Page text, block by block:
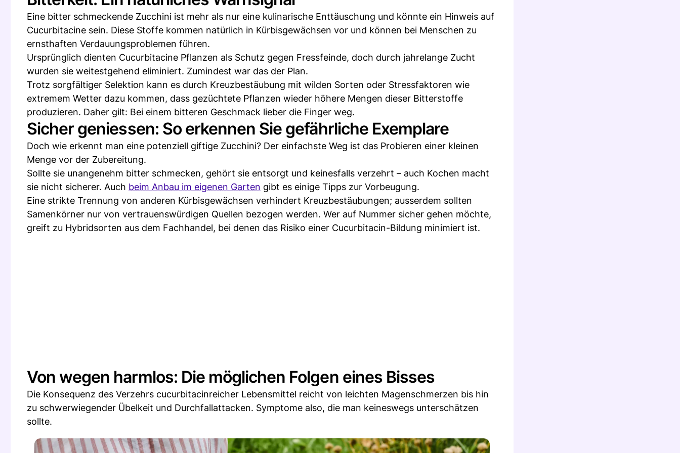
Eine bitter schmeckende Zucchini ist mehr als nur eine kulinarische Enttäuschung und könnte ein Hinweis auf
Cucurbitacine sein. Diese Stoffe kommen natürlich in Kürbisgewächsen vor und können bei Menschen zu
ernsthaften Verdauungsproblemen führen.
Ursprünglich dienten Cucurbitacine Pflanzen als Schutz gegen Fressfeinde, doch durch jahrelange Zucht
wurden sie weitestgehend eliminiert. Zumindest war das der Plan.
Trotz sorgfältiger Selektion kann es durch Kreuzbestäubung mit wilden Sorten oder Stressfaktoren wie
extremem Wetter dazu kommen, dass gezüchtete Pflanzen wieder höhere Mengen dieser Bitterstoffe
produzieren. Daher gilt: Bei einem bitteren Geschmack lieber die Finger weg.
Sicher geniessen: So erkennen Sie gefährliche Exemplare
Doch wie erkennt man eine potenziell giftige Zucchini? Der einfachste Weg ist das Probieren einer kleinen
Menge vor der Zubereitung.
Sollte sie unangenehm bitter schmecken, gehört sie entsorgt und keinesfalls verzehrt – auch Kochen macht
sie nicht sicherer. Auch beim Anbau im eigenen Garten gibt es einige Tipps zur Vorbeugung.
Eine strikte Trennung von anderen Kürbisgewächsen verhindert Kreuzbestäubungen; ausserdem sollten
Samenkörner nur von vertrauenswürdigen Quellen bezogen werden. Wer auf Nummer sicher gehen möchte,
greift zu Hybridsorten aus dem Fachhandel, bei denen das Risiko einer Cucurbitacin-Bildung minimiert ist.
Von wegen harmlos: Die möglichen Folgen eines Bisses
Die Konsequenz des Verzehrs cucurbitacinreicher Lebensmittel reicht von leichten Magenschmerzen bis hin
zu schwerwiegender Übelkeit und Durchfallattacken. Symptome also, die man keineswegs unterschätzen
sollte.